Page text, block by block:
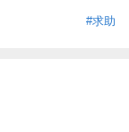
#求助